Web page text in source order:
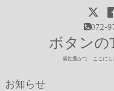
072-
ボタンの
個性豊かで ここに
お知らせ